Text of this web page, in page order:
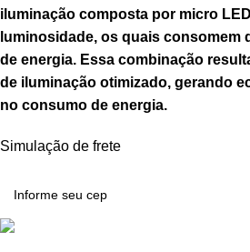
iluminação composta por micro
luminosidade, os quais consomem
de energia. Essa combinação
de iluminação otimizado, gerando
no consumo de energia.
Simulação de frete